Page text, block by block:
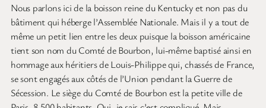
Nous parlons ici de la boisson reine du Kentucky et non pas du
bâtiment qui héberge l’Assemblée Nationale. Mais il y a tout de
même un petit lien entre les deux puisque la boisson américaine
tient son nom du Comté de Bourbon, lui-même baptisé ainsi en
hommage aux héritiers de Louis-Philippe qui, chassés de France,
se sont engagés aux côtés de l’Union pendant la Guerre de
Sécession. Le siège du Comté de Bourbon est la petite ville de